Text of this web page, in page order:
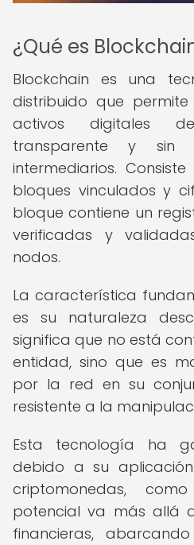
¿Qué es
Blockchain es una
distribuido que
activos digitales
transparente y sin
intermediarios.
bloques vinculados y
bloque contiene un
verificadas y
nodos.
La característica
es su naturaleza
significa que no está
entidad, sino que es
por la red en su
resistente a la
Esta tecnología ha
debido a su
criptomonedas,
potencial va más allá
financieras,